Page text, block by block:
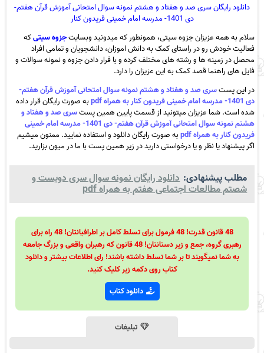
دانلود رایگان سری صد و هفتاد و هشتم نمونه سوال امتحانی آموزش قرآن هفتم-
دی 1401- مدرسه امام خمینی فریدون کنار
سلام به همه عزیزان جزوه سیتی، همونطور که میدونید وبسایتجزوه سیتیکه
فعالیت خودش رو در راستای کمک به دانش اموزان، دانشجویان و تمامی افراد
محصل در زمینه ها و رشته های مختلف کرده و با قرار دادن جزوه و نمونه سوالات و
فایل های راهنما قصد کمک به این عزیزان را دارد.
در این پستسری صد و هفتاد و هشتم نمونه سوال امتحانی آموزش قرآن هفتم-
دی 1401- مدرسه امام خمینی فریدون کنار به همراه pdf
به صورت رایگان قرار داده
شده است. شما عزیزان میتونید از قسمت پایین همین پستسری صد و هفتاد و
هشتم نمونه سوال امتحانی آموزش قرآن هفتم- دی 1401- مدرسه امام خمینی
فریدون کنار به همراه pdf
به صورت رایگان دانلود و استفاده نمایید. ممنون میشیم
اگر پیشنهاد یا نظر و یا درخواستی دارید در زیر همین پست با ما در میون بزارید.
مطلب پیشنهادی: دانلود رایگان نمونه سوال سری دویست و
شصتم مطالعات اجتماعی هفتم به همراه pdf
48 قانون قدرت! 48 فرمول برای تسلط کامل بر اطرافیانتان! 48 راه برای
رهبری گروه، جمع و زیر دستانتان! 48 قانون که رهبران واقعی و بزرگ جامعه
به شما نمیگویند تا بر شما تسلط داشته باشند! رای اطلاعات بیشتر و دانلود
کتاب روی دکمه زیر کلیک کنید.
دانلود کتاب
تبلیغات